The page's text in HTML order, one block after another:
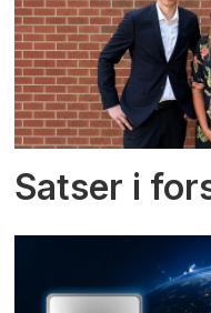
Satser i